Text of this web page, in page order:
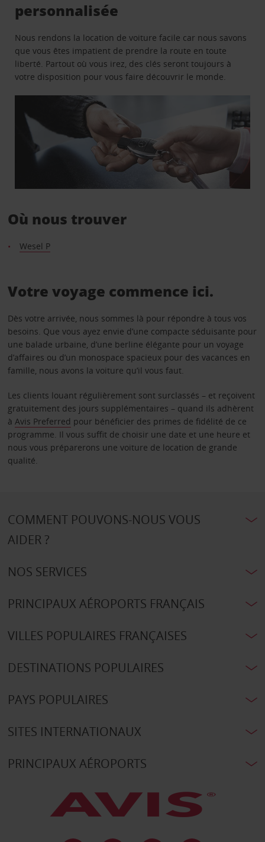
personnalisée
Nous rendons la location de voiture facile car nous savons
que vous êtes impatient de prendre la route en toute
liberté. Partout où vous irez, des clés seront toujours à
votre disposition pour vous faire découvrir le monde.
Où nous trouver
Wesel P
Votre voyage commence ici.
Dès votre arrivée, nous sommes là pour répondre à tous vos
besoins. Que vous ayez envie d’une compacte séduisante pour
une balade urbaine, d’une berline élégante pour un voyage
d’affaires ou d’un monospace spacieux pour des vacances en
famille, nous avons la voiture qu’il vous faut.
Les clients louant régulièrement sont surclassés – et reçoivent
gratuitement des jours supplémentaires – quand ils adhèrent
à Avis Preferred pour bénéficier des primes de fidélité de ce
programme. Il vous suffit de choisir une date et une heure et
nous vous préparerons une voiture de location de grande
qualité.
COMMENT POUVONS-NOUS VOUS
AIDER ?
NOS SERVICES
PRINCIPAUX AÉROPORTS FRANÇAIS
VILLES POPULAIRES FRANÇAISES
DESTINATIONS POPULAIRES
PAYS POPULAIRES
SITES INTERNATIONAUX
PRINCIPAUX AÉROPORTS